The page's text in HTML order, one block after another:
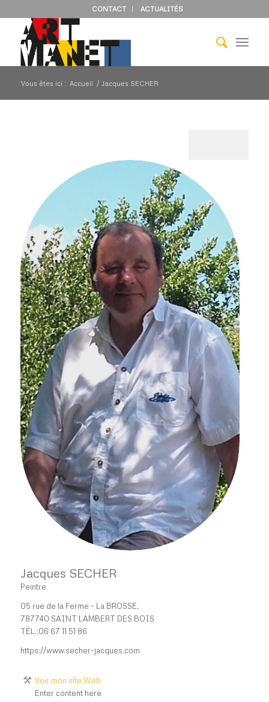
CONTACT ACTUALITÉS
Vous êtes ici : Accueil / Jacques SECHER
Jacques SECHER
Peintre
05 rue de la Ferme - La BROSSE,
787740 SAINT LAMBERT DES BOIS
TÉL.:06 67 11 51 86
https://www.secher-jacques.com
Voir mon site Web
Enter content here